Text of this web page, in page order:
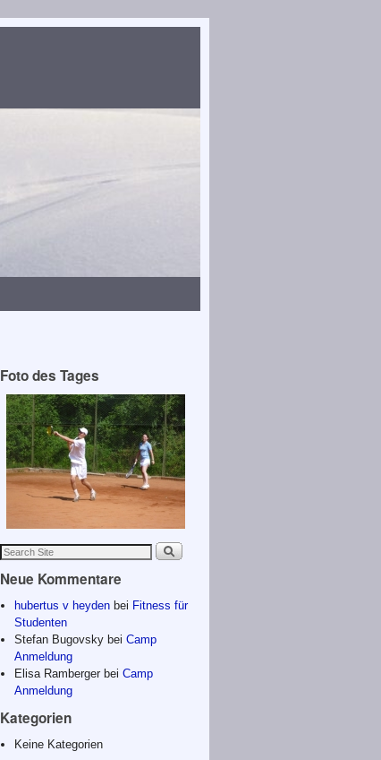
Foto des Tages
Neue Kommentare
hubertus v heydenbei Fitness für
Studenten
Stefan Bugovskybei Camp
Anmeldung
Elisa Rambergerbei Camp
Anmeldung
Kategorien
Keine Kategorien